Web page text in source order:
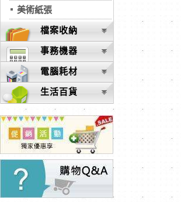
美術紙張
檔案收納
事務機器
電腦耗材
生活百貨